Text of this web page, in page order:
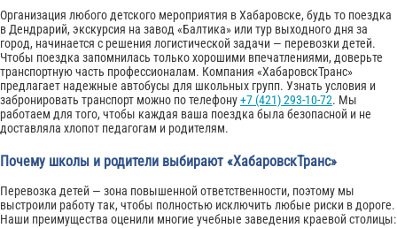
Организация любого детского мероприятия в Хабаровске, будь то поездка
в Дендрарий, экскурсия на завод «Балтика» или тур выходного дня за
город, начинается с решения логистической задачи — перевозки детей.
Чтобы поездка запомнилась только хорошими впечатлениями, доверьте
транспортную часть профессионалам. Компания «ХабаровскТранс»
предлагает надежные автобусы для школьных групп. Узнать условия и
забронировать транспорт можно по телефону+7 (421) 293-10-72. Мы
работаем для того, чтобы каждая ваша поездка была безопасной и не
доставляла хлопот педагогам и родителям.
Почему школы и родители выбирают «ХабаровскТранс»
Перевозка детей — зона повышенной ответственности, поэтому мы
выстроили работу так, чтобы полностью исключить любые риски в дороге.
Наши преимущества оценили многие учебные заведения краевой столицы: